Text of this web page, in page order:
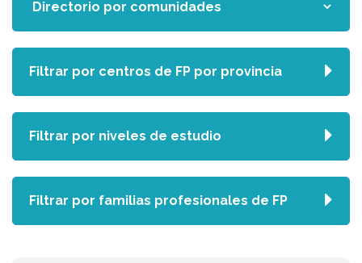
Filtrar por centros de FP por provincia
Filtrar por niveles de estudio
Filtrar por familias profesionales de FP